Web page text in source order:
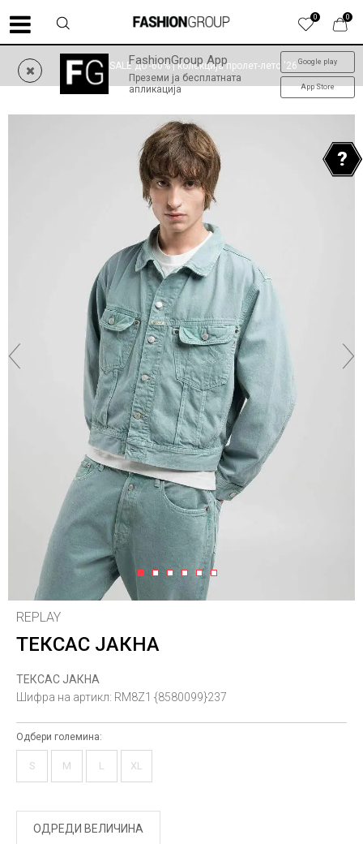
0
0
FashionGroup App
Преземи ја бесплатната
апликација
Google play
App Store
SUMMER SALE до -60% | колекција пролет-лето '26
1 2 3 4 5 6
REPLAY
ТЕКСАС ЈАКНА
ТЕКСАС ЈАКНА
Шифра на артикл: RM8Z1 {8580099}237
Одбери големина:
S M L XL
ОДРЕДИ ВЕЛИЧИНА